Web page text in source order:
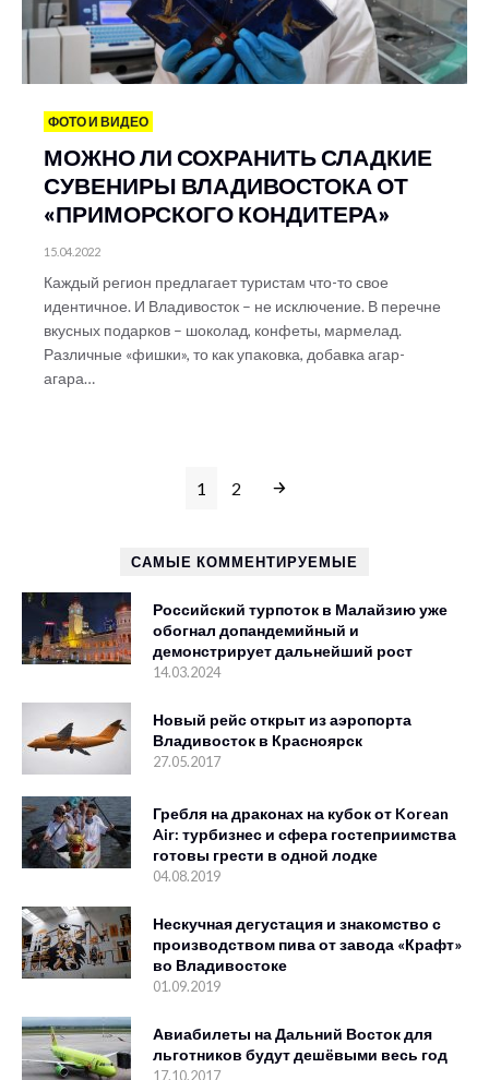
ФОТО И ВИДЕО
МОЖНО ЛИ СОХРАНИТЬ СЛАДКИЕ
СУВЕНИРЫ ВЛАДИВОСТОКА ОТ
«ПРИМОРСКОГО КОНДИТЕРА»
15.04.2022
Каждый регион предлагает туристам что-то свое
идентичное. И Владивосток – не исключение. В перечне
вкусных подарков – шоколад, конфеты, мармелад.
Различные «фишки», то как упаковка, добавка агар-
агара…
1 2
САМЫЕ КОММЕНТИРУЕМЫЕ
Российский турпоток в Малайзию уже
обогнал допандемийный и
демонстрирует дальнейший рост
14.03.2024
Новый рейс открыт из аэропорта
Владивосток в Красноярск
27.05.2017
Гребля на драконах на кубок от Korean
Air: турбизнес и сфера гостеприимства
готовы грести в одной лодке
04.08.2019
Нескучная дегустация и знакомство с
производством пива от завода «Крафт»
во Владивостоке
01.09.2019
Авиабилеты на Дальний Восток для
льготников будут дешёвыми весь год
17.10.2017